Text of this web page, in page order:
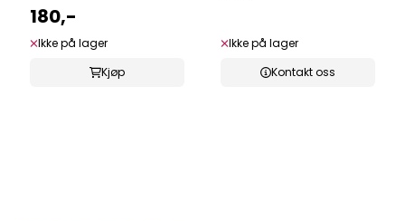
180,-
Ikke på lager
Kjøp
Ikke på lager
Kontakt oss